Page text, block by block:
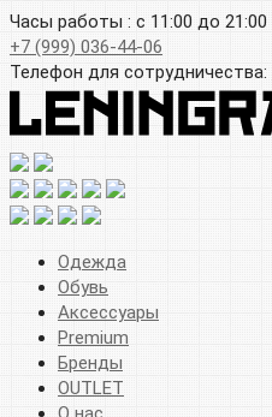
Часы работы : с 11:00 до 21:00
+7 (999) 036-44-06
Телефон для сотрудничества:
Одежда
Обувь
Аксессуары
Premium
Бренды
OUTLET